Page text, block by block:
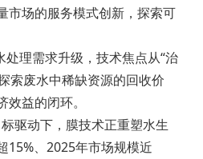
市场的服务模式创新，探索可
处理需求升级，技术焦点从“治
索废水中稀缺资源的回收价
益的闭环。
驱动下，膜技术正重塑水生
15%、2025年市场规模近